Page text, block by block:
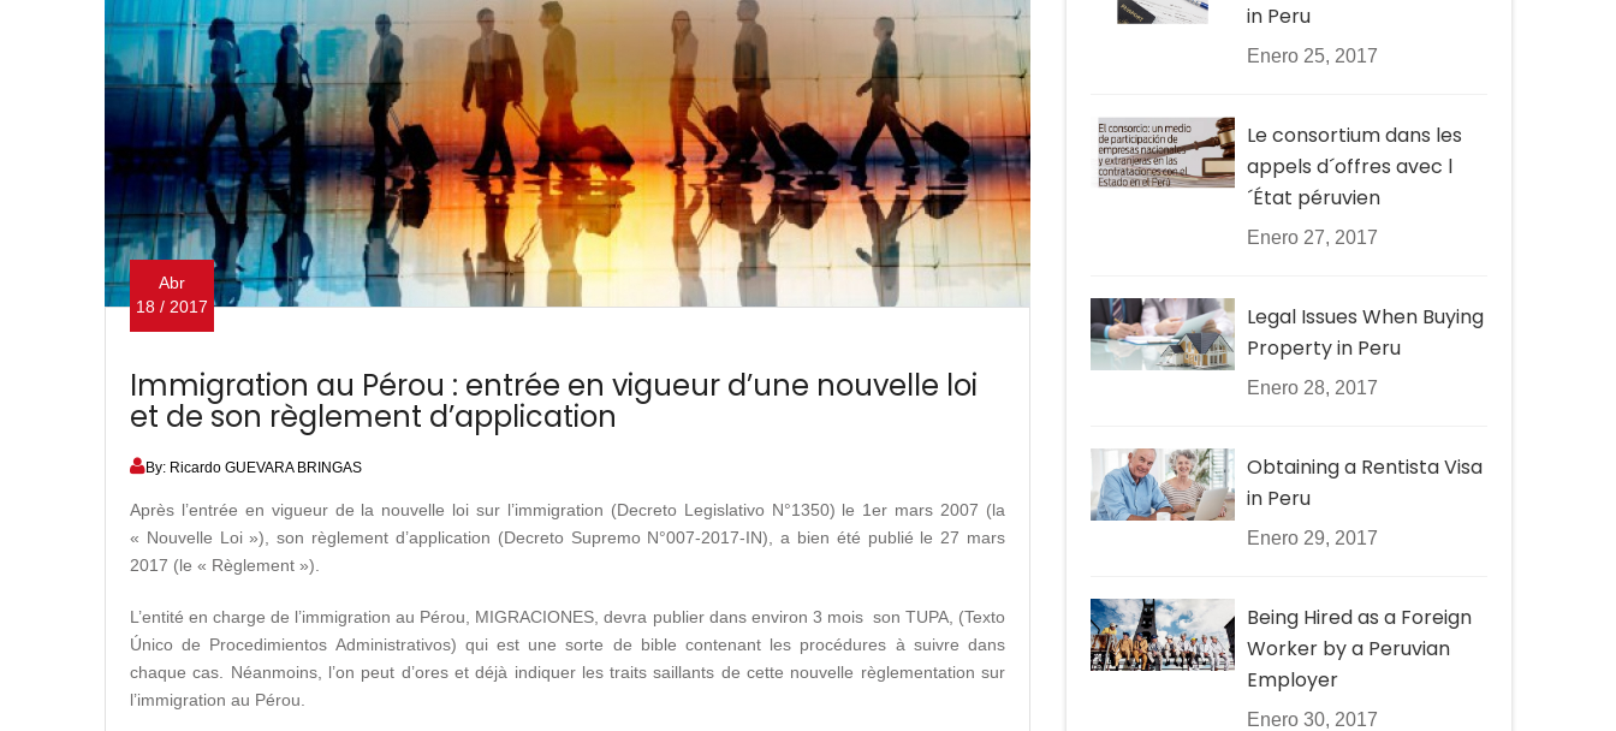
Immigration au Pérou : entrée en vigueur d’une nouvelle loi
et de son règlement d’application
Abr
18 / 2017
By: Ricardo GUEVARA BRINGAS
Après l’entrée en vigueur de la nouvelle loi sur l’immigration (Decreto Legislativo N°1350) le 1er mars 2007 (la
« Nouvelle Loi »), son règlement d’application (Decreto Supremo N°007-2017-IN), a bien été publié le 27 mars
2017 (le « Règlement »).
L’entité en charge de l’immigration au Pérou, MIGRACIONES, devra publier dans environ 3 mois son TUPA, (Texto
Único de Procedimientos Administrativos) qui est une sorte de bible contenant les procédures à suivre dans
chaque cas. Néanmoins, l’on peut d’ores et déjà indiquer les traits saillants de cette nouvelle règlementation sur
l’immigration au Pérou.
in Peru
Enero 25, 2017
Le consortium dans les
appels d´offres avec l
´État péruvien
Enero 27, 2017
Legal Issues When Buying
Property in Peru
Enero 28, 2017
Obtaining a Rentista Visa
in Peru
Enero 29, 2017
Being Hired as a Foreign
Worker by a Peruvian
Employer
Enero 30, 2017